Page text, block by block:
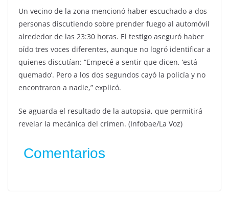
Un vecino de la zona mencionó haber escuchado a dos
personas discutiendo sobre prender fuego al automóvil
alrededor de las 23:30 horas. El testigo aseguró haber
oído tres voces diferentes, aunque no logró identificar a
quienes discutían: “Empecé a sentir que dicen, ‘está
quemado’. Pero a los dos segundos cayó la policía y no
encontraron a nadie,” explicó.
Se aguarda el resultado de la autopsia, que permitirá
revelar la mecánica del crimen. (Infobae/La Voz)
Comentarios